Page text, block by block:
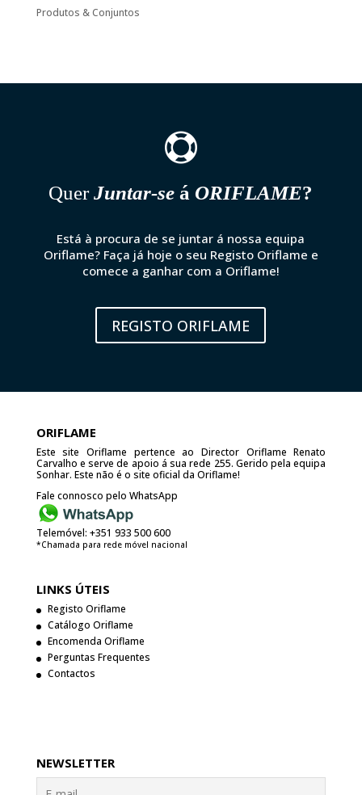
Produtos & Conjuntos

QuerJuntar-se á ORIFLAME?
Está à procura de se juntar á nossa equipa
Oriflame? Faça já hoje o seu Registo Oriflame e
comece a ganhar com a Oriflame!
REGISTO ORIFLAME
ORIFLAME
Este site Oriflame pertence ao Director Oriflame Renato
Carvalho e serve de apoio á sua rede 255. Gerido pela equipa
Sonhar. Este não é o site oficial da Oriflame!
Fale connosco pelo WhatsApp
Telemóvel: +351 933 500 600
*Chamada para rede móvel nacional
LINKS ÚTEIS
Registo Oriflame
Catálogo Oriflame
Encomenda Oriflame
Perguntas Frequentes
Contactos
NEWSLETTER